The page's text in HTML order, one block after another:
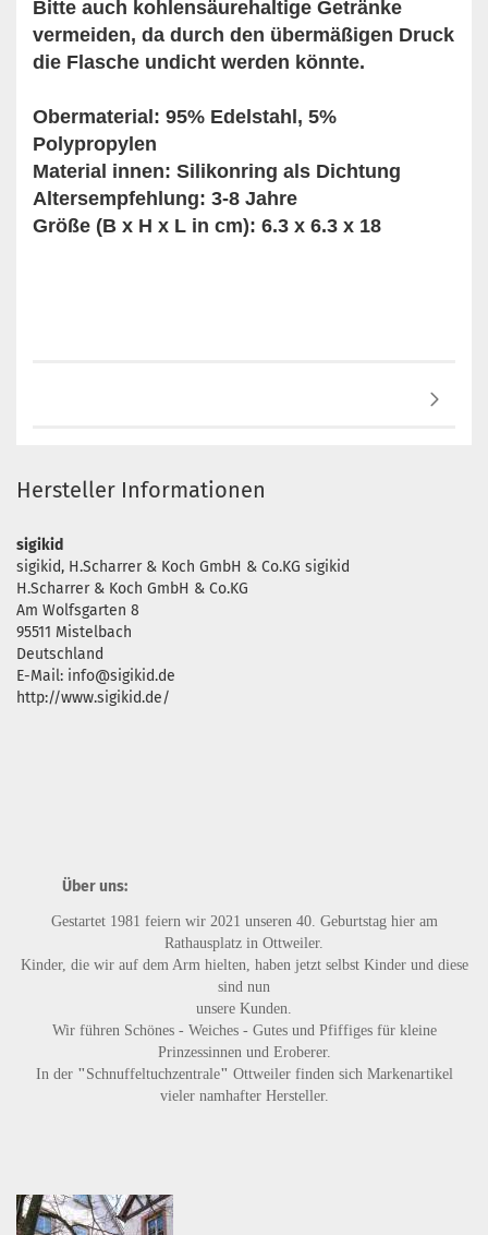
Bitte auch kohlensäurehaltige Getränke
vermeiden, da durch den übermäßigen Druck
die Flasche undicht werden könnte.
Obermaterial: 95% Edelstahl, 5%
Polypropylen
Material innen: Silikonring als Dichtung
Altersempfehlung: 3-8 Jahre
Größe (B x H x L in cm): 6.3 x 6.3 x 18
Hersteller Informationen
sigikid
sigikid, H.Scharrer & Koch GmbH & Co.KG sigikid
H.Scharrer & Koch GmbH & Co.KG
Am Wolfsgarten 8
95511 Mistelbach
Deutschland
E-Mail: info@sigikid.de
http://www.sigikid.de/
Über uns:
Gestartet 1981 feiern wir 2021 unseren 40. Geburtstag hier am
Rathausplatz in Ottweiler.
Kinder, die wir auf dem Arm hielten, haben jetzt selbst Kinder und diese
sind nun
unsere Kunden.
Wir führen Schönes - Weiches - Gutes und Pfiffigesfür kleine
Prinzessinnen und Eroberer.
In der " Schnuffeltuchzentrale" Ottweiler finden sich Markenartikel
vieler namhafter Hersteller.